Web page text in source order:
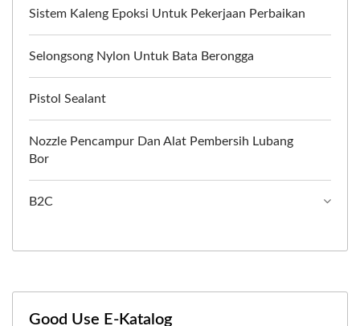
Sistem Kaleng Epoksi Untuk Pekerjaan Perbaikan
Selongsong Nylon Untuk Bata Berongga
Pistol Sealant
Nozzle Pencampur Dan Alat Pembersih Lubang
Bor
B2C
Good Use E-Katalog